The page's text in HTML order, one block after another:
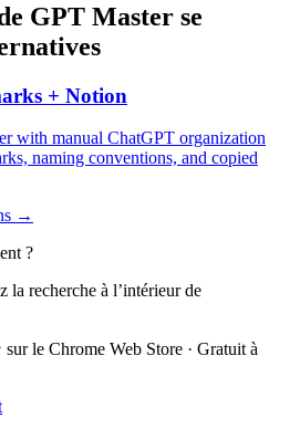
GPT Master se
+ Notion
with manual ChatGPT organization
naming conventions, and copied
→
?
la recherche à l’intérieur de
le Chrome Web Store · Gratuit à